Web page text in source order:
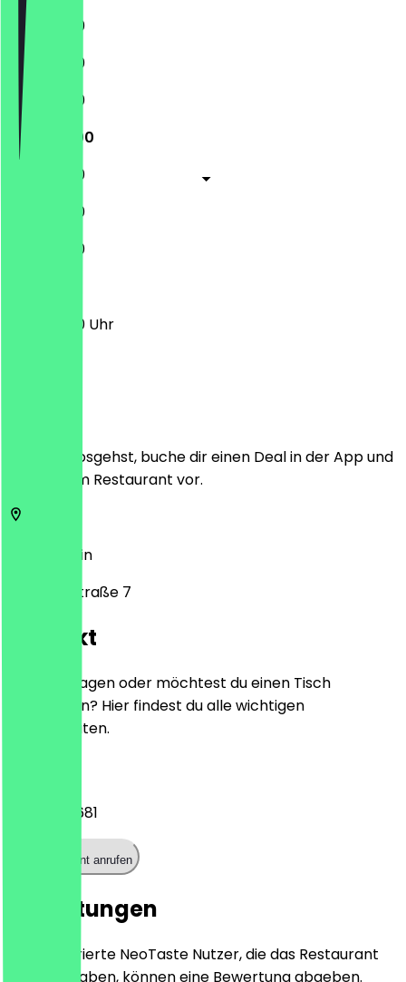
11:30 - 21:00
11:30 - 21:00
11:30 - 21:00
11:30 - 21:00
11:30 - 21:00
11:30 - 21:00
11:30 - 21:00
11:30 - 21:00 Uhr
Bevor du losgehst, buche dir einen Deal in der App und
zeige ihn im Restaurant vor.
Berlin
Hufelandstraße 7
Kontakt
Hast du Fragen oder möchtest du einen Tisch
reservieren? Hier findest du alle wichtigen
Kontaktdaten.
03023930681
Restaurant anrufen
Bewertungen
Nur registrierte NeoTaste Nutzer, die das Restaurant
besucht haben, können eine Bewertung abgeben.